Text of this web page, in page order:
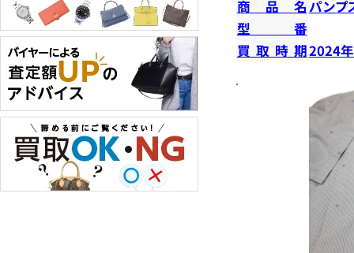
商品名 パンプ
型番
買取時期2024